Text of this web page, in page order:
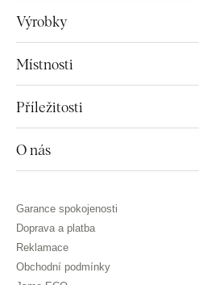
Výrobky
Místnosti
Příležitosti
O nás
Garance spokojenosti
Doprava a platba
Reklamace
Obchodní podmínky